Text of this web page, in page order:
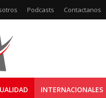
Podcasts Contactanos
INTERNACIONALES